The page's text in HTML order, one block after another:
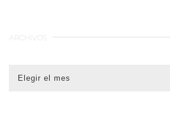
ARCHIVOS
Elegir el mes